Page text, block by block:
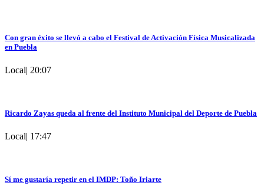
Con gran éxito se llevó a cabo el Festival de Activación Física Musicalizada
en Puebla
Local| 20:07
Ricardo Zayas queda al frente del Instituto Municipal del Deporte de Puebla
Local| 17:47
Sí me gustaría repetir en el IMDP: Toño Iriarte